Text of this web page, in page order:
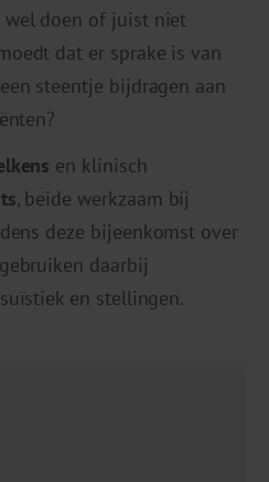
wel doen of juist niet
dat er sprake is van
steentje bijdragen aan
en klinisch
, beide werkzaam bij
deze bijeenkomst over
daarbij
en stellingen.